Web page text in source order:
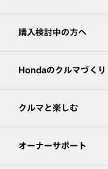
購入検討中の方へ
Hondaのクルマづくり
クルマと楽しむ
オーナーサポート